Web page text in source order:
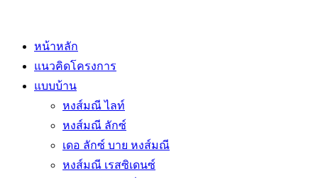
content
หน้าหลัก
แนวคิดโครงการ
แบบบ้าน
หงส์มณี ไลท์
หงส์มณี ลักซ์
เดอ ลักซ์ บาย หงส์มณี
หงส์มณี เรสซิเดนซ์